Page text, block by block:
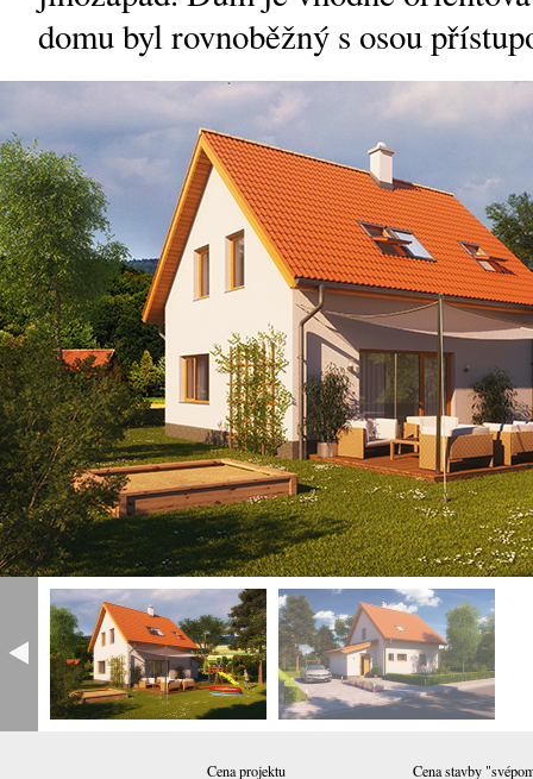
domu byl rovnoběžný s osou
Cena projektu Cena stavby